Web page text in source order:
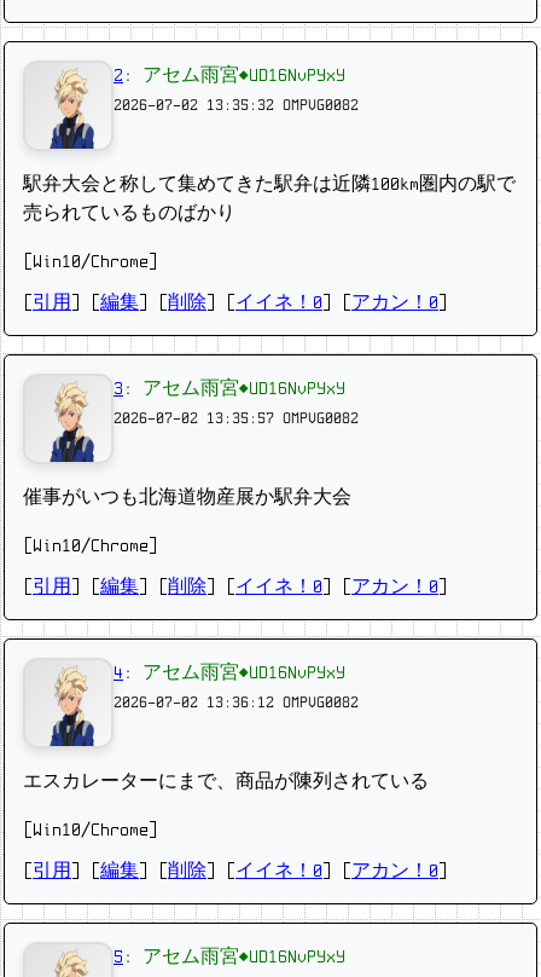
2 : アセム雨宮◆UD16NvPYxY
2026-07-02 13:35:32 OMPVG0082
駅弁大会と称して集めてきた駅弁は近隣100km圏内の駅で
売られているものばかり
[Win10/Chrome]
引用 編集 削除 イイネ！0 アカン！0
3 : アセム雨宮◆UD16NvPYxY
2026-07-02 13:35:57 OMPVG0082
催事がいつも北海道物産展か駅弁大会
[Win10/Chrome]
引用 編集 削除 イイネ！0 アカン！0
4 : アセム雨宮◆UD16NvPYxY
2026-07-02 13:36:12 OMPVG0082
エスカレーターにまで、商品が陳列されている
[Win10/Chrome]
引用 編集 削除 イイネ！0 アカン！0
5 : アセム雨宮◆UD16NvPYxY